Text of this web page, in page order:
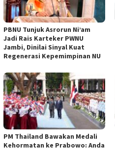
PBNU Tunjuk Asrorun Ni’am
Jadi Rais Karteker PWNU
Jambi, Dinilai Sinyal Kuat
Regenerasi Kepemimpinan NU
PM Thailand Bawakan Medali
Kehormatan ke Prabowo: Anda